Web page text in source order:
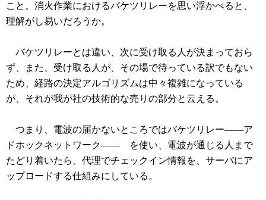
こと。消火作業におけるバケツリレーを思い浮かべると、
理解がし易いだろうか。
バケツリレーとは違い、次に受け取る人が決まっておら
ず、また、受け取る人が、その場で待っている訳でもない
ため、経路の決定アルゴリズムは中々複雑になっている
が、それが我が社の技術的な売りの部分と云える。
つまり、電波の届かないところではバケツリレー――ア
ドホックネットワーク―― を使い、電波が通じる人まで
たどり着いたら、代理でチェックイン情報を、サーバにア
ップロードする仕組みにしている。